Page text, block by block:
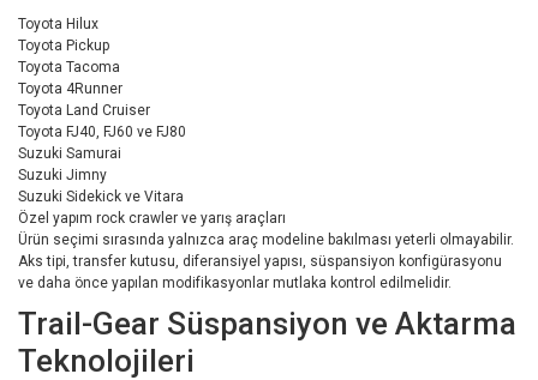
Toyota Hilux
Toyota Pickup
Toyota Tacoma
Toyota 4Runner
Toyota Land Cruiser
Toyota FJ40, FJ60 ve FJ80
Suzuki Samurai
Suzuki Jimny
Suzuki Sidekick ve Vitara
Özel yapım rock crawler ve yarış araçları
Ürün seçimi sırasında yalnızca araç modeline bakılması yeterli olmayabilir.
Aks tipi, transfer kutusu, diferansiyel yapısı, süspansiyon konfigürasyonu
ve daha önce yapılan modifikasyonlar mutlaka kontrol edilmelidir.
Trail-Gear Süspansiyon ve Aktarma
Teknolojileri